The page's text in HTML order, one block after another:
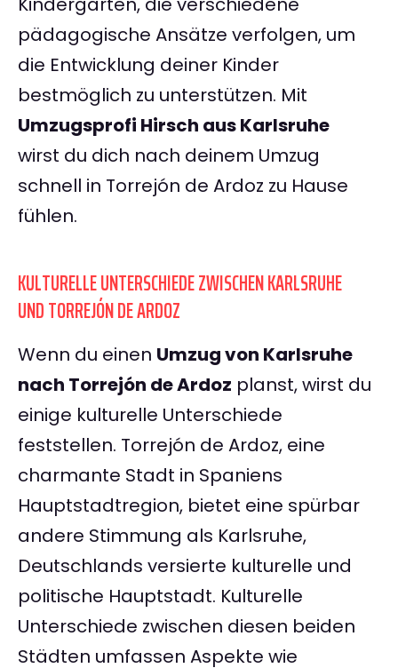
pädagogische Ansätze verfolgen, um
die Entwicklung deiner Kinder
bestmöglich zu unterstützen. Mit
Umzugsprofi Hirsch aus Karlsruhe
wirst du dich nach deinem Umzug
schnell in Torrejón de Ardoz zu Hause
fühlen.
KULTURELLE UNTERSCHIEDE ZWISCHEN KARLSRUHE
UND TORREJÓN DE ARDOZ
Wenn du einen Umzug von Karlsruhe
nach Torrejón de Ardoz planst, wirst du
einige kulturelle Unterschiede
feststellen. Torrejón de Ardoz, eine
charmante Stadt in Spaniens
Hauptstadtregion, bietet eine spürbar
andere Stimmung als Karlsruhe,
Deutschlands versierte kulturelle und
politische Hauptstadt. Kulturelle
Unterschiede zwischen diesen beiden
Städten umfassen Aspekte wie